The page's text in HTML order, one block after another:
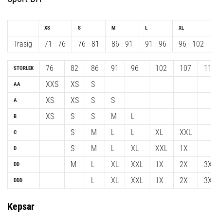
Trasig
XS
71 - 76
S
76 - 81
M
86 - 91
L
91 - 96
XL
96 - 102
STORLEK
AA
A
B
C
D
DD
DDD
76
XXS
XS
XS
82
XS
XS
S
S
S
M
86
S
S
S
M
M
L
L
91
S
M
L
L
XL
XL
96
L
L
XL
XXL
XXL
102
XL
XXL
1X
1X
107
XXL
1X
2X
2X
112
3X
3X
Kepsar